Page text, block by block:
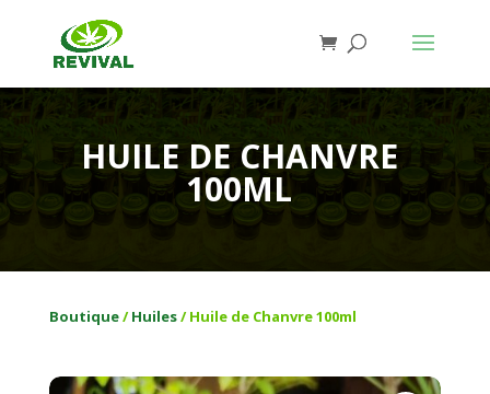
HUILE DE CHANVRE
100ML
Boutique/Huiles/ Huile de Chanvre 100ml